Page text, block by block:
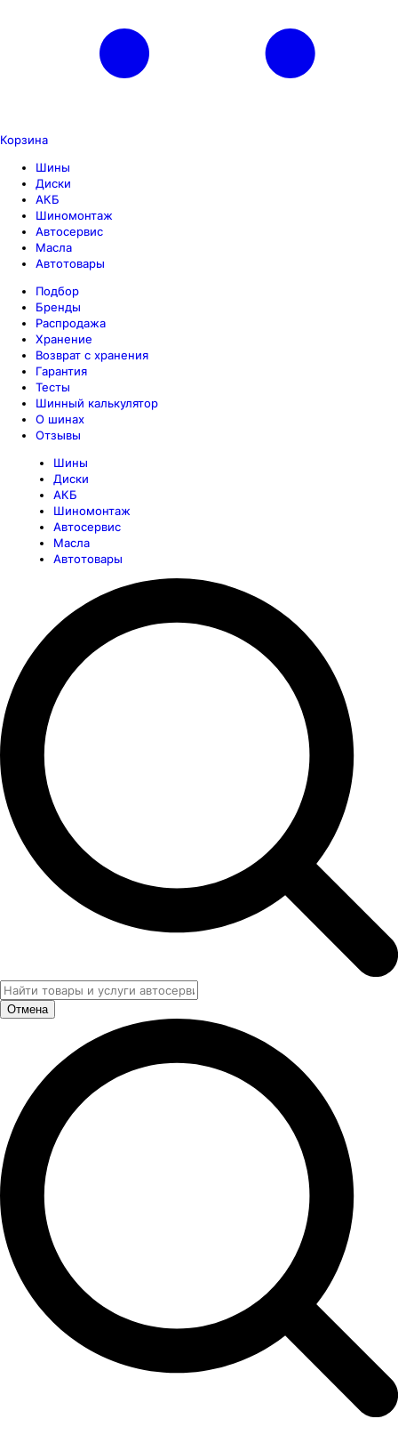
Корзина
Шины
Диски
АКБ
Шиномонтаж
Автосервис
Масла
Автотовары
Подбор
Бренды
Распродажа
Хранение
Возврат с хранения
Гарантия
Тесты
Шинный калькулятор
О шинах
Отзывы
Шины
Диски
АКБ
Шиномонтаж
Автосервис
Масла
Автотовары
Отмена